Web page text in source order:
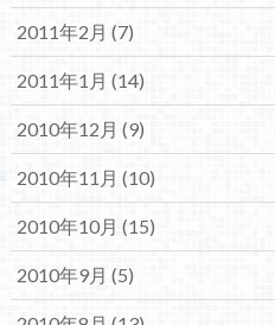
2011年2月 (7)
2011年1月 (14)
2010年12月 (9)
2010年11月 (10)
2010年10月 (15)
2010年9月 (5)